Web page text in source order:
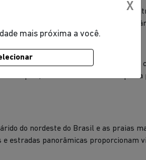
do mundo. Com suas grutas
Flavia mostra as riquezas da Mata
riquíssima fauna e muita beleza. São
Depois, a série então nos transporta
do nordeste do Brasil e as praias
estradas panorâmicas proporcionam
X
mais próxima a você.